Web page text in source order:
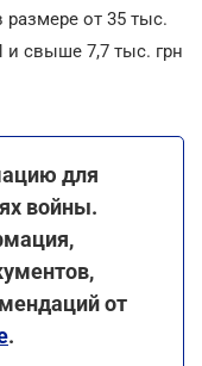
размере от 35 тыс.
свыше 7,7 тыс. грн
для
войны.
от
.